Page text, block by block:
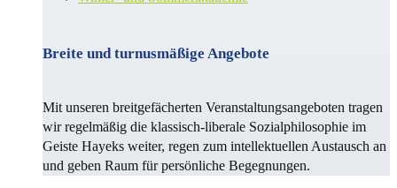
Breite und turnusmäßige Angebote
Mit unseren breitgefächerten Veranstaltungsangeboten tragen
wir regelmäßig die klassisch-liberale Sozialphilosophie im
Geiste Hayeks weiter, regen zum intellektuellen Austausch an
und geben Raum für persönliche Begegnungen.